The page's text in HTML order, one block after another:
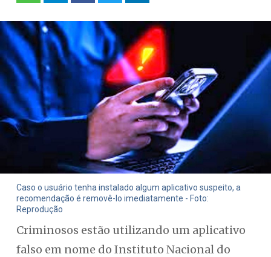
Caso o usuário tenha instalado algum aplicativo suspeito, a
recomendação é removê-lo imediatamente - Foto:
Reprodução
Criminosos estão utilizando um aplicativo
falso em nome do Instituto Nacional do